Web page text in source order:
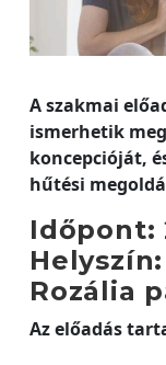
A szakmai
ismerhetik
koncepcióját,
hűtési
Időpont:
Rozália
Az előadás